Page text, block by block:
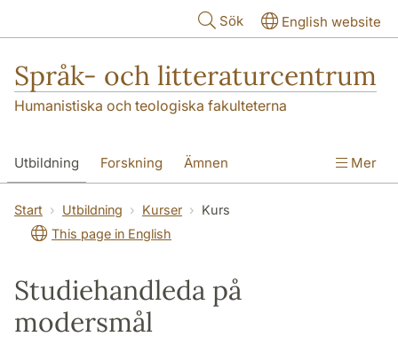
Sök English website
Språk- och litteraturcentrum
Humanistiska och teologiska fakulteterna
Utbildning Forskning Ämnen
SOL-husen Kontakt Institutionen
översättning till svenska
Mer
Start Utbildning Kurser
Kurs
This page in English
Studiehandleda på
modersmål